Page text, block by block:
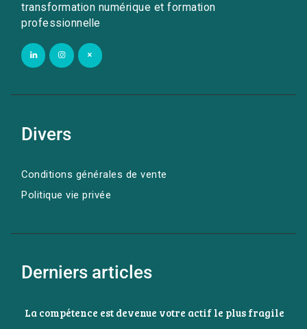
transformation numérique et formation
professionnelle
Divers
Conditions générales de vente
Politique vie privée
Derniers articles
La compétence est devenue votre actif le plus fragile